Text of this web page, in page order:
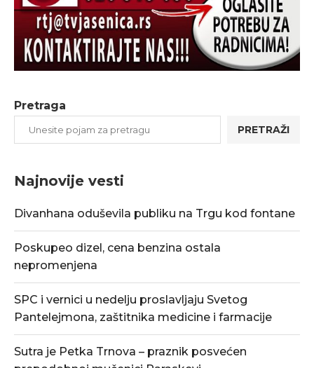
Pretraga
PRETRAŽI
Najnovije vesti
Divanhana oduševila publiku na Trgu kod fontane
Poskupeo dizel, cena benzina ostala
nepromenjena
SPC i vernici u nedelju proslavljaju Svetog
Pantelejmona, zaštitnika medicine i farmacije
Sutra je Petka Trnova – praznik posvećen